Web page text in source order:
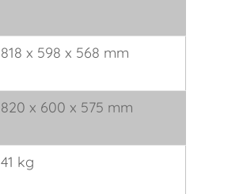
818 x 598 x 568 mm
820 x 600 x 575 mm
41 kg